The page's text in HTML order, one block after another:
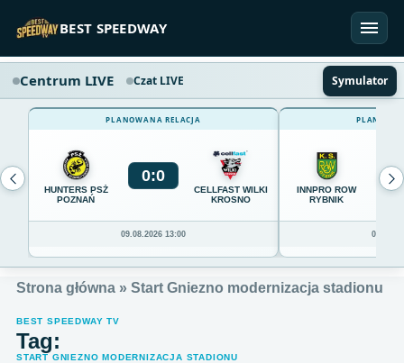
BEST SPEEDWAY
Centrum LIVE Czat LIVE Symulator
PLANOWANA RELACJA
HUNTERS PSŻ
POZNAŃ
0:0
CELLFAST WILKI
KROSNO
09.08.2026 13:00
INNPRO ROW
RYBNIK
0
Strona główna » Start Gniezno modernizacja stadionu
BEST SPEEDWAY TV
Tag:
START GNIEZNO MODERNIZACJA STADIONU